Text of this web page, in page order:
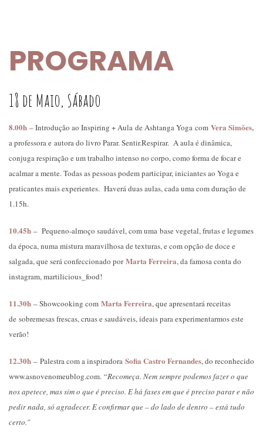
PROGRAMA
18 de Maio, Sábado
8.00h – Introdução ao Inspiring + Aula de Ashtanga Yoga com Vera Simões,
a professora e autora do livro Parar. Sentir.Respirar. A aula é dinâmica,
conjuga respiração e um trabalho intenso no corpo, como forma de focar e
acalmar a mente. Todas as pessoas podem participar, iniciantes ao Yoga e
praticantes mais experientes. Haverá duas aulas, cada uma com duração de
1.15h.
10.45h – Pequeno-almoço saudável, com uma base vegetal, frutas e legumes
da época, numa mistura maravilhosa de texturas, e com opção de doce e
salgada, que será confeccionado porMarta Ferreira, da famosa conta do
instagram, martilicious_food!
11.30h – Showcooking com Marta Ferreira, que apresentará receitas
de sobremesas frescas, cruas e saudáveis, ideais para experimentarmos este
verão!
12.30h – Palestra com a inspiradora Sofia Castro Fernandes, do reconhecido
www.asnovenomeublog.com. “Recomeça. Nem sempre podemos fazer o que
nos apetece, mas sim o que é preciso. E há fases em que é preciso parar e não
pedir nada, só agradecer. E confirmar que – do lado de dentro – está tudo
certo.”